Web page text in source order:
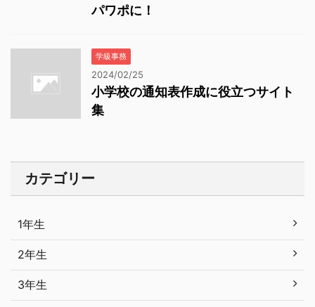
パワポに！
学級事務
2024/02/25
小学校の通知表作成に役立つサイト
集
カテゴリー
1年生
2年生
3年生